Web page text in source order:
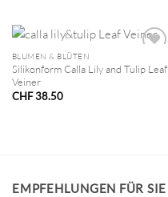
BLUMEN & BLÜTEN
Silikonform Calla Lily and Tulip Leaf
Veiner
CHF38.50
EMPFEHLUNGEN FÜR SIE